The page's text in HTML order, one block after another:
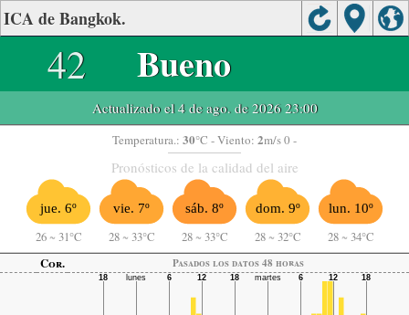
ICA de Bangkok.
42 Bueno
Actualizado el 4 de ago. de 2026 23:00
Temperatura.: 30°C - Viento: 2m/s 0 -
Pronósticos de la calidad del aire
jue. 6º
26 ~ 31°C
vie. 7º
28 ~ 33°C
sáb. 8º
28 ~ 33°C
dom. 9º
28 ~ 32°C
lun. 10º
28 ~ 34°C
Cor.
Pasados ​​los datos 48 horas